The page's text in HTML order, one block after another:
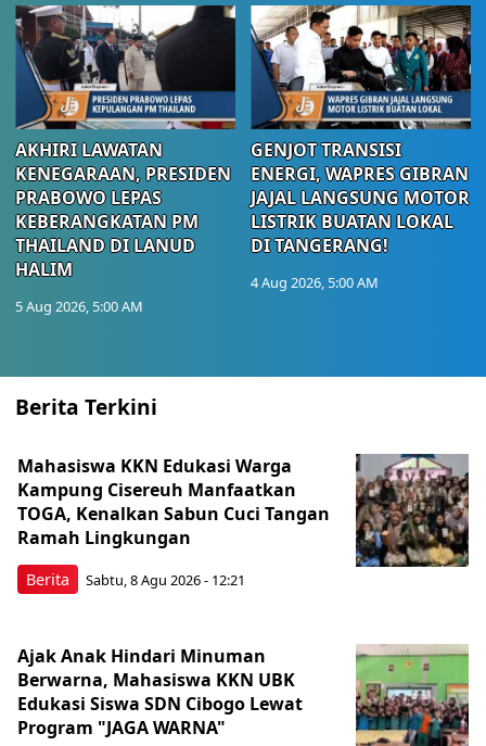
AKHIRI LAWATAN
KENEGARAAN, PRESIDEN
PRABOWO LEPAS
KEBERANGKATAN PM
THAILAND DI LANUD
HALIM
5 Aug 2026, 5:00 AM
GENJOT TRANSISI
ENERGI, WAPRES GIBRAN
JAJAL LANGSUNG MOTOR
LISTRIK BUATAN LOKAL
DI TANGERANG!
4 Aug 2026, 5:00 AM
Berita Terkini
Berita
Mahasiswa KKN Edukasi Warga
Kampung Cisereuh Manfaatkan
TOGA, Kenalkan Sabun Cuci Tangan
Ramah Lingkungan
Sabtu, 8 Agu 2026 - 12:21
Ajak Anak Hindari Minuman
Berwarna, Mahasiswa KKN UBK
Edukasi Siswa SDN Cibogo Lewat
Program "JAGA WARNA"